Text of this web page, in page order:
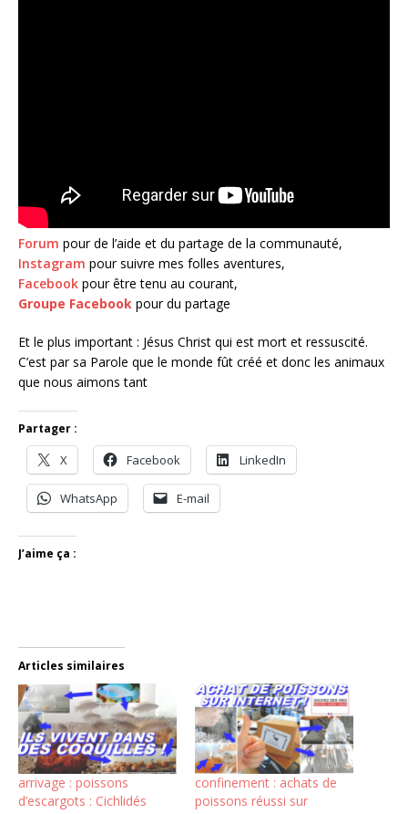
Forum pour de l’aide et du partage de la communauté,
Instagram pour suivre mes folles aventures,
Facebook pour être tenu au courant,
Groupe Facebook pour du partage
Et le plus important : Jésus Christ qui est mort et ressuscité.
C’est par sa Parole que le monde fût créé et donc les animaux
que nous aimons tant
Partager :
X Facebook LinkedIn
WhatsApp E-mail
J’aime ça :
Articles similaires
arrivage : poissons
d’escargots : Cichlidés
confinement : achats de
poissons réussi sur